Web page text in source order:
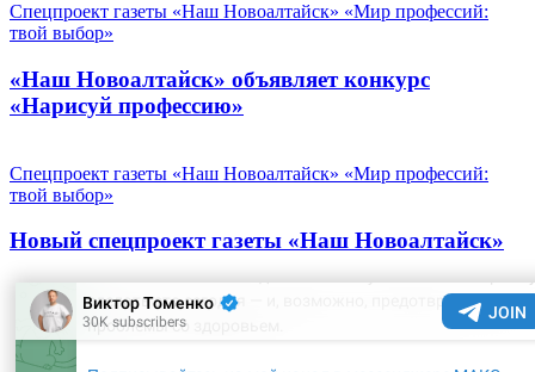
Спецпроект газеты «Наш Новоалтайск» «Мир профессий:
твой выбор»
«Наш Новоалтайск» объявляет конкурс
«Нарисуй профессию»
Спецпроект газеты «Наш Новоалтайск» «Мир профессий:
твой выбор»
Новый спецпроект газеты «Наш Новоалтайск»